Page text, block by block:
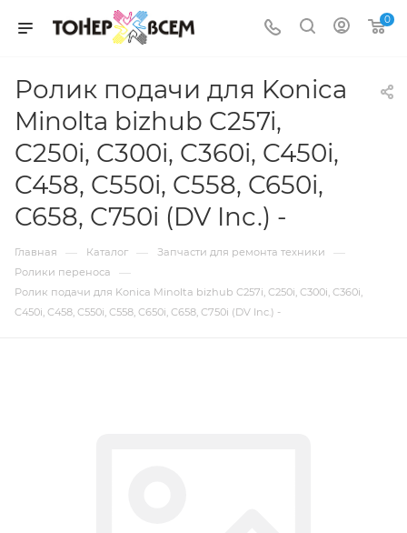
0
Ролик подачи для Konica
Minolta bizhub C257i,
C250i, C300i, C360i, C450i,
C458, C550i, C558, C650i,
C658, C750i (DV Inc.) -
Главная — Каталог — Запчасти для ремонта техники —
Ролики переноса —
Ролик подачи для Konica Minolta bizhub C257i, C250i, C300i, C360i,
C450i, C458, C550i, C558, C650i, C658, C750i (DV Inc.) -